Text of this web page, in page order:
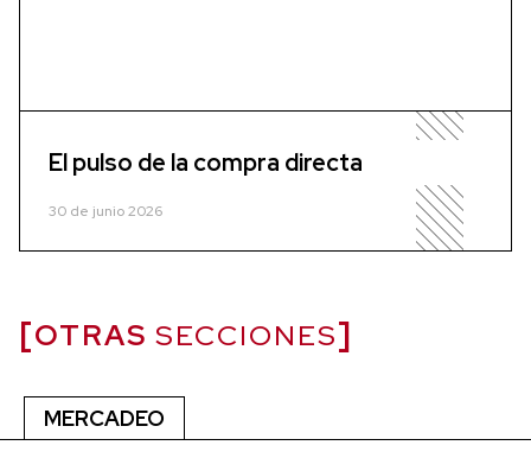
El pulso de la compra directa
30 de junio 2026
OTRAS SECCIONES
MERCADEO